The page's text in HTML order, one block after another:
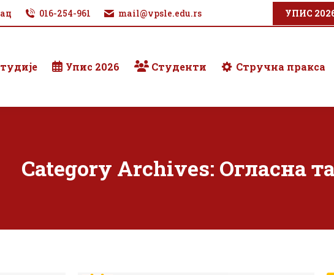
016-254-961 mail@vpsle.edu.rs УПИС
Упис 2026 Студенти Стручна пракса
Category Archives: Огласна